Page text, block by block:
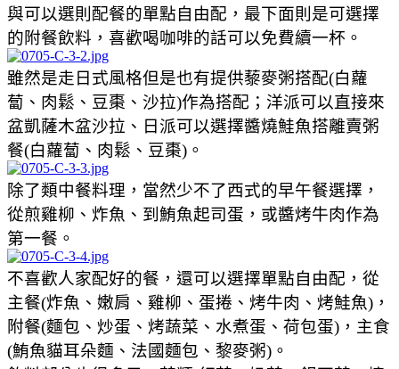
與可以選則配餐的單點自由配，最下面則是可選擇
的附餐飲料，喜歡喝咖啡的話可以免費續一杯。
雖然是走日式風格但是也有提供藜麥粥搭配(白蘿
蔔、肉鬆、豆棗、沙拉)作為搭配；洋派可以直接來
盆凱薩木盆沙拉、日派可以選擇醬燒鮭魚搭離賣粥
餐(白蘿蔔、肉鬆、豆棗)。
除了類中餐料理，當然少不了西式的早午餐選擇，
從煎雞柳、炸魚、到鮪魚起司蛋，或醬烤牛肉作為
第一餐。
不喜歡人家配好的餐，還可以選擇單點自由配，從
主餐(炸魚、嫩肩、雞柳、蛋捲、烤牛肉、烤鮭魚)，
附餐(麵包、炒蛋、烤蔬菜、水煮蛋、荷包蛋)，主食
(鮪魚貓耳朵麵、法國麵包、黎麥粥)。